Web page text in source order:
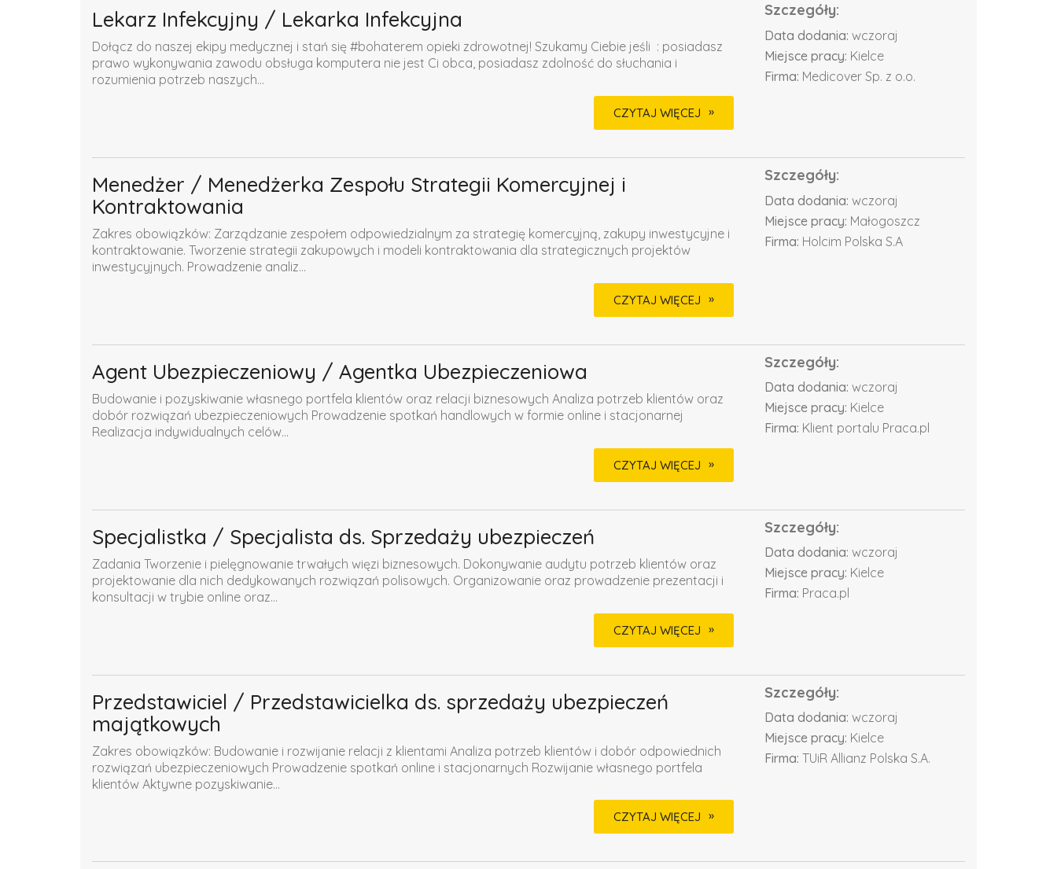
Lekarz Infekcyjny / Lekarka Infekcyjna
Dołącz do naszej ekipy medycznej i stań się #bohaterem opieki zdrowotnej! Szukamy Ciebie jeśli ​ : posiadasz
prawo wykonywania zawodu obsługa komputera nie jest Ci obca, posiadasz zdolność do słuchania i
rozumienia potrzeb naszych...
Szczegóły:
Data dodania: wczoraj
Miejsce pracy: Kielce
Firma: Medicover Sp. z o.o.
CZYTAJ WIĘCEJ
Menedżer / Menedżerka Zespołu Strategii Komercyjnej i
Kontraktowania
Zakres obowiązków: Zarządzanie zespołem odpowiedzialnym za strategię komercyjną, zakupy inwestycyjne i
kontraktowanie. Tworzenie strategii zakupowych i modeli kontraktowania dla strategicznych projektów
inwestycyjnych. Prowadzenie analiz...
Szczegóły:
Data dodania: wczoraj
Miejsce pracy: Małogoszcz
Firma: Holcim Polska S.A
CZYTAJ WIĘCEJ
Agent Ubezpieczeniowy / Agentka Ubezpieczeniowa
Budowanie i pozyskiwanie własnego portfela klientów oraz relacji biznesowych Analiza potrzeb klientów oraz
dobór rozwiązań ubezpieczeniowych Prowadzenie spotkań handlowych w formie online i stacjonarnej
Realizacja indywidualnych celów...
Szczegóły:
Data dodania: wczoraj
Miejsce pracy: Kielce
Firma: Klient portalu Praca.pl
CZYTAJ WIĘCEJ
Specjalistka / Specjalista ds. Sprzedaży ubezpieczeń
Zadania Tworzenie i pielęgnowanie trwałych więzi biznesowych. Dokonywanie audytu potrzeb klientów oraz
projektowanie dla nich dedykowanych rozwiązań polisowych. Organizowanie oraz prowadzenie prezentacji i
konsultacji w trybie online oraz...
Szczegóły:
Data dodania: wczoraj
Miejsce pracy: Kielce
Firma: Praca.pl
CZYTAJ WIĘCEJ
Przedstawiciel / Przedstawicielka ds. sprzedaży ubezpieczeń
majątkowych
Zakres obowiązków: Budowanie i rozwijanie relacji z klientami Analiza potrzeb klientów i dobór odpowiednich
rozwiązań ubezpieczeniowych Prowadzenie spotkań online i stacjonarnych Rozwijanie własnego portfela
klientów Aktywne pozyskiwanie...
Szczegóły:
Data dodania: wczoraj
Miejsce pracy: Kielce
Firma: TUiR Allianz Polska S.A.
CZYTAJ WIĘCEJ